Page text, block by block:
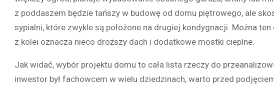
z poddaszem będzie tańszy w budowę od domu piętrowego, ale
sypialni, które zwykle są położone na drugiej kondygnacji. Można
z kolei oznacza nieco droższy dach i dodatkowe mostki cieplne.
Jak widać, wybór projektu domu to cała lista rzeczy do
inwestor był fachowcem w wielu dziedzinach, warto przed